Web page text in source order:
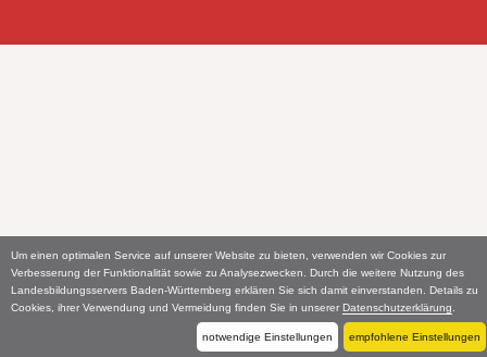
Um einen optimalen Service auf unserer Website zu bieten, verwenden wir Cookies zur
Verbesserung der Funktionalität sowie zu Analysezwecken. Durch die weitere Nutzung des
Landesbildungsservers Baden-Württemberg erklären Sie sich damit einverstanden. Details zu
Cookies, ihrer Verwendung und Vermeidung finden Sie in unserer Datenschutzerklärung
notwendige Einstellungen empfohlene Einstellungen